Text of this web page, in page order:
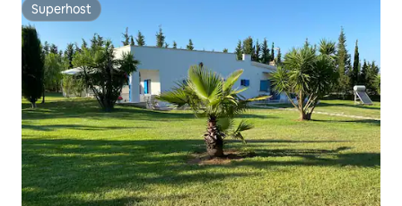
Superhost
Superhost